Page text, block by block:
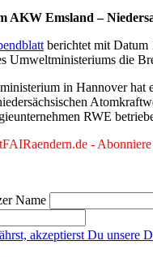
AKW Emsland –
berichtet mit Datum
Umweltministeriums die
in Hannover hat
RWE
-
Name
akzeptierst Du unsere